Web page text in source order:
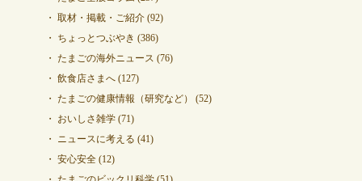
取材・掲載・ご紹介(92)
ちょっとつぶやき (386)
たまごの海外ニュース (76)
飲食店さまへ(127)
たまごの健康情報（研究など）
(52)
おいしさ雑学(71)
ニュースに考える (41)
安心安全(12)